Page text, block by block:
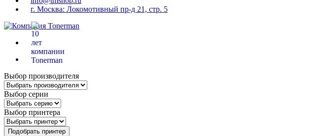
г. Москва: Локомотивный пр-д 21, стр. 5
Выбор производителя
Выбор серии
Выбор принтера
Подобрать принтер